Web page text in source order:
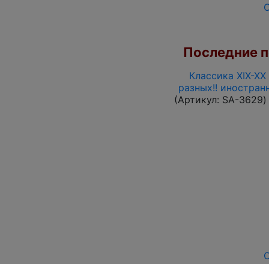
Последние
Классика XIX-
разных!!
(Артикул: SA-3629)